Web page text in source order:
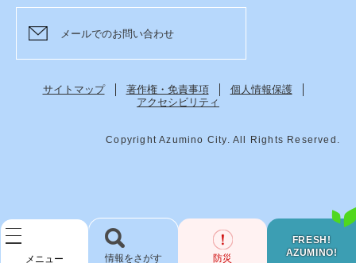
メニュー
FRESH!
AZUMINO!
検 防災
メールでのお問い合わせ
サイトマップ 著作権・免責事項
個人情報保護
アクセシビリティ
Copyright Azumino City. All Rights Reserved.